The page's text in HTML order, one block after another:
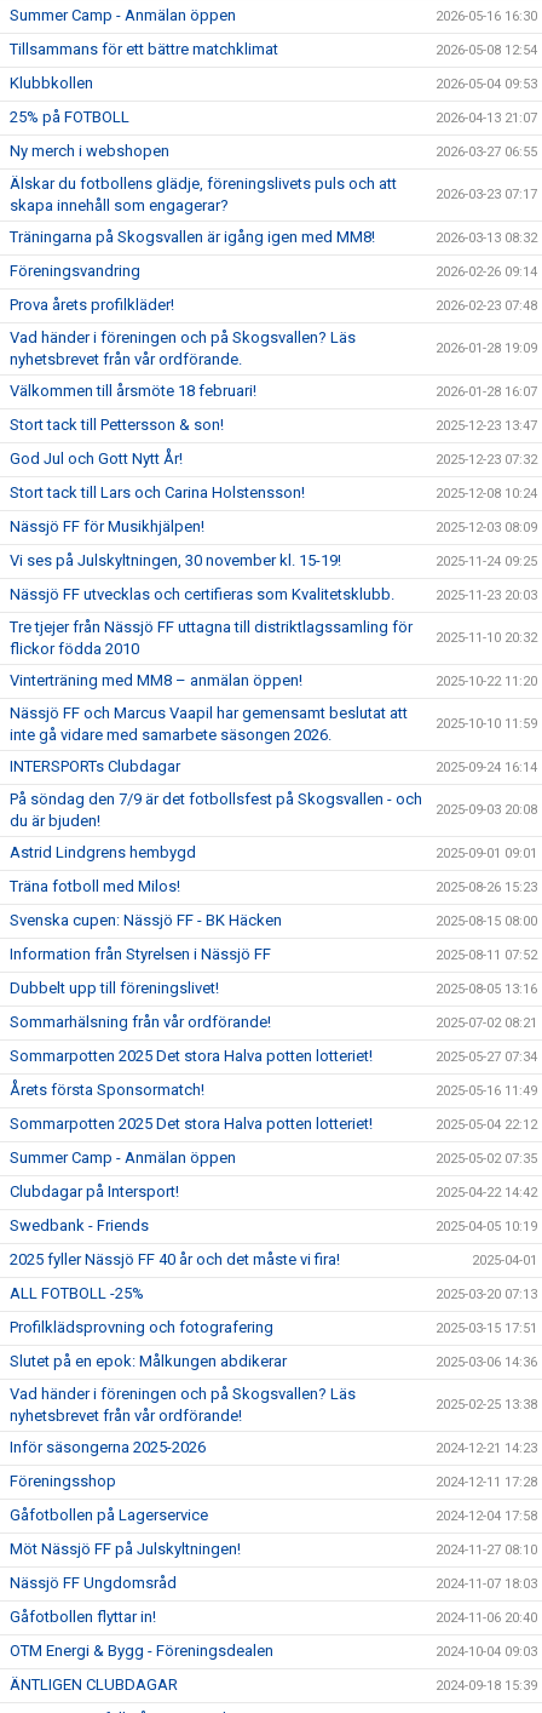
Summer Camp - Anmälan öppen 2026-05-16 16:30
Tillsammans för ett bättre matchklimat 2026-05-08 12:54
Klubbkollen 2026-05-04 09:53
25% på FOTBOLL 2026-04-13 21:07
Ny merch i webshopen 2026-03-27 06:55
Älskar du fotbollens glädje, föreningslivets puls och att
skapa innehåll som engagerar?
2026-03-23 07:17
Träningarna på Skogsvallen är igång igen med MM8! 2026-03-13 08:32
Föreningsvandring 2026-02-26 09:14
Prova årets profilkläder! 2026-02-23 07:48
Vad händer i föreningen och på Skogsvallen? Läs
nyhetsbrevet från vår ordförande.
2026-01-28 19:09
Välkommen till årsmöte 18 februari! 2026-01-28 16:07
Stort tack till Pettersson & son! 2025-12-23 13:47
God Jul och Gott Nytt År! 2025-12-23 07:32
Stort tack till Lars och Carina Holstensson! 2025-12-08 10:24
Nässjö FF för Musikhjälpen! 2025-12-03 08:09
Vi ses på Julskyltningen, 30 november kl. 15-19! 2025-11-24 09:25
Nässjö FF utvecklas och certifieras som Kvalitetsklubb. 2025-11-23 20:03
Tre tjejer från Nässjö FF uttagna till distriktlagssamling för
flickor födda 2010
2025-11-10 20:32
Vinterträning med MM8 – anmälan öppen! 2025-10-22 11:20
Nässjö FF och Marcus Vaapil har gemensamt beslutat att
inte gå vidare med samarbete säsongen 2026.
2025-10-10 11:59
INTERSPORTs Clubdagar 2025-09-24 16:14
På söndag den 7/9 är det fotbollsfest på Skogsvallen - och
du är bjuden!
2025-09-03 20:08
Astrid Lindgrens hembygd 2025-09-01 09:01
Träna fotboll med Milos! 2025-08-26 15:23
Svenska cupen: Nässjö FF - BK Häcken 2025-08-15 08:00
Information från Styrelsen i Nässjö FF 2025-08-11 07:52
Dubbelt upp till föreningslivet! 2025-08-05 13:16
Sommarhälsning från vår ordförande! 2025-07-02 08:21
Sommarpotten 2025 Det stora Halva potten lotteriet! 2025-05-27 07:34
Årets första Sponsormatch! 2025-05-16 11:49
Sommarpotten 2025 Det stora Halva potten lotteriet! 2025-05-04 22:12
Summer Camp - Anmälan öppen 2025-05-02 07:35
Clubdagar på Intersport! 2025-04-22 14:42
Swedbank - Friends 2025-04-05 10:19
2025 fyller Nässjö FF 40 år och det måste vi fira! 2025-04-01
ALL FOTBOLL -25% 2025-03-20 07:13
Profilklädsprovning och fotografering 2025-03-15 17:51
Slutet på en epok: Målkungen abdikerar 2025-03-06 14:36
Vad händer i föreningen och på Skogsvallen? Läs
nyhetsbrevet från vår ordförande!
2025-02-25 13:38
Inför säsongerna 2025-2026 2024-12-21 14:23
Föreningsshop 2024-12-11 17:28
Gåfotbollen på Lagerservice 2024-12-04 17:58
Möt Nässjö FF på Julskyltningen! 2024-11-27 08:10
Nässjö FF Ungdomsråd 2024-11-07 18:03
Gåfotbollen flyttar in! 2024-11-06 20:40
OTM Energi & Bygg - Föreningsdealen 2024-10-04 09:03
ÄNTLIGEN CLUBDAGAR 2024-09-18 15:39